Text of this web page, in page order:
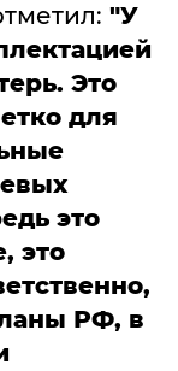
"У
Это
для
это
это
РФ, в